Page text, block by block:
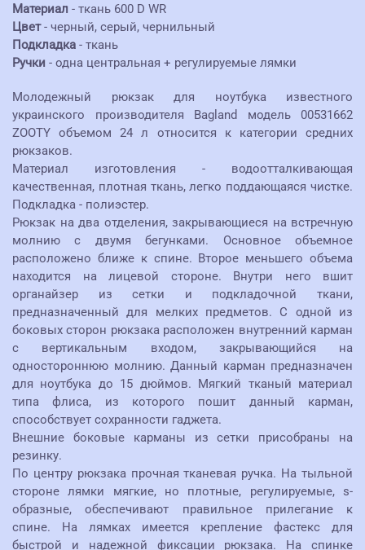
Материал - ткань 600 D WR
Цвет- черный, серый, чернильный
Подкладка - ткань
Ручки - одна центральная + регулируемые лямки
Молодежный рюкзак для ноутбука известного
украинского производителя Bagland модель 00531662
ZOOTY объемом 24 л относится к категории средних
рюкзаков.
Материал изготовления - водоотталкивающая
качественная, плотная ткань, легко поддающаяся чистке.
Подкладка - полиэстер.
Рюкзак на два отделения, закрывающиеся на встречную
молнию с двумя бегунками. Основное объемное
расположено ближе к спине. Второе меньшего объема
находится на лицевой стороне. Внутри него вшит
органайзер из сетки и подкладочной ткани,
предназначенный для мелких предметов. С одной из
боковых сторон рюкзака расположен внутренний карман
с вертикальным входом, закрывающийся на
одностороннюю молнию. Данный карман предназначен
для ноутбука до 15 дюймов. Мягкий тканый материал
типа флиса, из которого пошит данный карман,
способствует сохранности гаджета.
Внешние боковые карманы из сетки присобраны на
резинку.
По центру рюкзака прочная тканевая ручка. На тыльной
стороне лямки мягкие, но плотные, регулируемые, s-
образные, обеспечивают правильное прилегание к
спине. На лямках имеется крепление фастекс для
быстрой и надежной фиксации рюкзака. На спинке